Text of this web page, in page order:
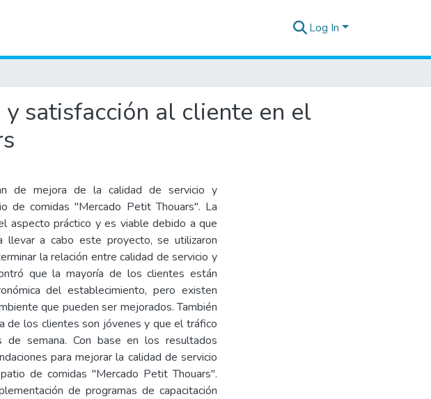
Log In
satisfacción al cliente en el
de mejora de la calidad de servicio y
de comidas "Mercado Petit Thouars". La
aspecto práctico y es viable debido a que
llevar a cabo este proyecto, se utilizaron
la relación entre calidad de servicio y
que la mayoría de los clientes están
del establecimiento, pero existen
que pueden ser mejorados. También
de los clientes son jóvenes y que el tráfico
semana. Con base en los resultados
para mejorar la calidad de servicio
de comidas "Mercado Petit Thouars".
de programas de capacitación